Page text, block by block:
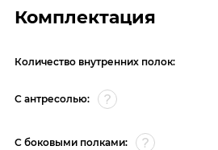
Комплектация
Количество внутренних полок:
С антресолью:
С боковыми полками: